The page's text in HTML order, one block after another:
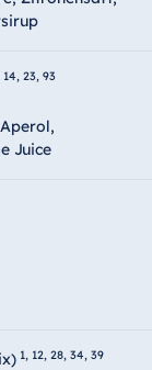
14, 23, 93
Juice
1, 12, 28, 34, 39